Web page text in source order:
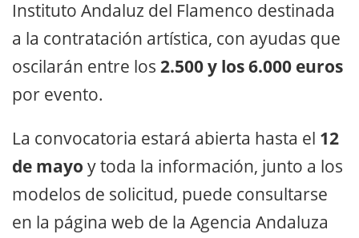
Instituto Andaluz del Flamenco destinada
a la contratación artística, con ayudas que
oscilarán entre los 2.500 y los 6.000 euros
por evento.
La convocatoria estará abierta hasta el 12
de mayo y toda la información, junto a los
modelos de solicitud, puede consultarse
en la página web de la Agencia Andaluza